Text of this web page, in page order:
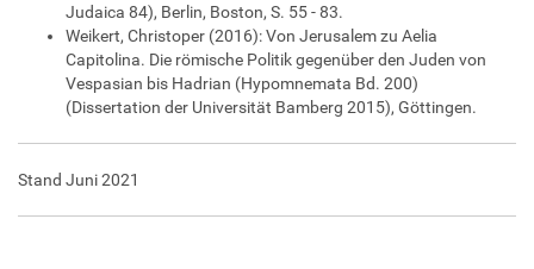
Judaica 84), Berlin, Boston, S. 55 - 83.
Weikert, Christoper (2016): Von Jerusalem zu Aelia
Capitolina. Die römische Politik gegenüber den Juden von
Vespasian bis Hadrian (Hypomnemata Bd. 200)
(Dissertation der Universität Bamberg 2015), Göttingen.
Stand Juni 2021